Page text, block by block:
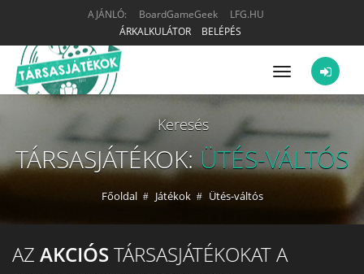
AJÁNLÓ: BoardGameGeek
LFG.HU
ÁRKALKULÁTOR
BELÉPÉS
Menü
Keresés
TÁRSASJÁTÉKOK:ÜTÉS-VÁLTÓS
Főoldal Játékok Ütés-váltós
AZ AKCIÓSTÁRSASJÁTÉKOKAT A